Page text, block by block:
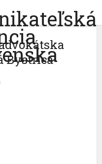
Bystrica